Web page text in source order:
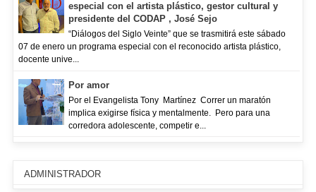
especial con el artista plástico, gestor cultural y
presidente del CODAP , José Sejo
“Diálogos del Siglo Veinte” que se trasmitirá este sábado
07 de enero un programa especial con el reconocido artista plástico,
docente unive...
Por amor
Por el Evangelista Tony Martínez Correr un maratón
implica exigirse física y mentalmente. Pero para una
corredora adolescente, competir e...
ADMINISTRADOR